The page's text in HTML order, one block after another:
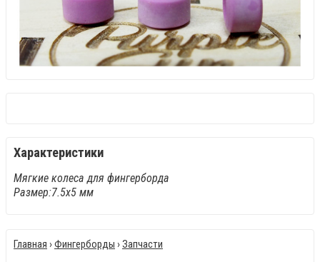
Характеристики
Мягкие колеса для фингерборда
Размер:7.5х5 мм
Главная ›Фингерборды ›Запчасти